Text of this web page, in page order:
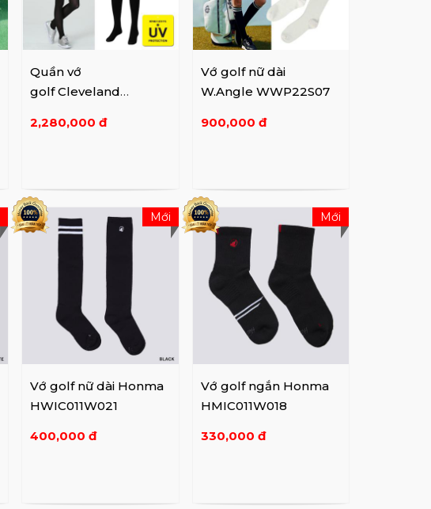
Quần vớ
golf Cleveland
Long Black
2,280,000 đ
Vớ golf nữ dài
W.Angle WWP22S07
900,000 đ
Vớ golf nữ dài Honma
HWIC011W021
400,000 đ
Mới
Vớ golf ngắn Honma
HMIC011W018
330,000 đ
Mới